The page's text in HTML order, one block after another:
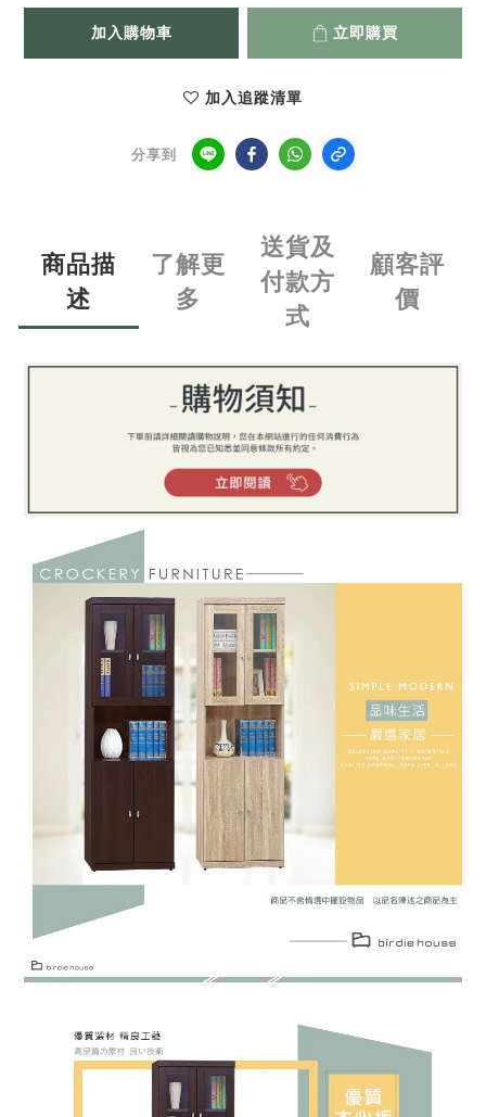
加入購物車 立即購買
加入追蹤清單
分享到
商品描
述
了解更
多
送貨及
付款方
式
顧客評
價